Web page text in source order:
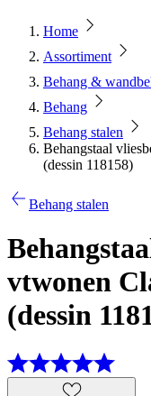
Home
Assortiment
Behang &
Behang
Behang stalen
Behangstaal
(dessin 118158)
Behang stalen
vtwonen
(dessin